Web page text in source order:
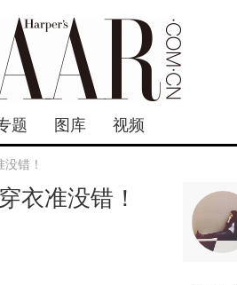
题 图库 视频
错！
衣准没错！